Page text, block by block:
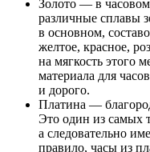
Золото — в
различные сплавы
в основном,
желтое, красное,
на мягкость этого
материала для
и дорого.
Платина —
Это один из самых
а следовательно
правило, часы из